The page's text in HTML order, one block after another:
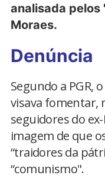
analisada pelos
Moraes.
Denúncia
Segundo a PGR,
visava fomentar,
seguidores do
imagem de que
“traidores da
“comunismo".